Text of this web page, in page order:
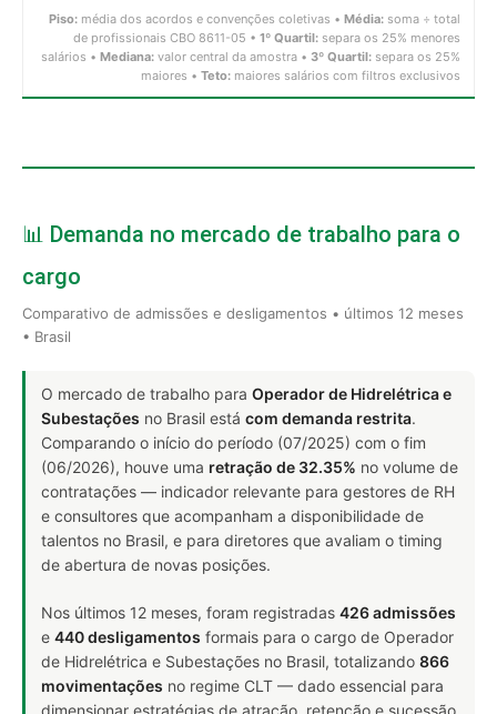
Piso: média dos acordos e convenções coletivas • Média: soma ÷ total
de profissionais CBO 8611-05 • 1º Quartil: separa os 25% menores
salários • Mediana: valor central da amostra • 3º Quartil: separa os 25%
maiores • Teto: maiores salários com filtros exclusivos
📊 Demanda no mercado de trabalho para o
cargo
Comparativo de admissões e desligamentos • últimos 12 meses
• Brasil
O mercado de trabalho para Operador de Hidrelétrica e
Subestações no Brasil está com demanda restrita.
Comparando o início do período (07/2025) com o fim
(06/2026), houve uma retração de 32.35% no volume de
contratações — indicador relevante para gestores de RH
e consultores que acompanham a disponibilidade de
talentos no Brasil, e para diretores que avaliam o timing
de abertura de novas posições.
Nos últimos 12 meses, foram registradas 426 admissões
e 440 desligamentos formais para o cargo de Operador
de Hidrelétrica e Subestações no Brasil, totalizando 866
movimentações no regime CLT — dado essencial para
dimensionar estratégias de atração, retenção e sucessão